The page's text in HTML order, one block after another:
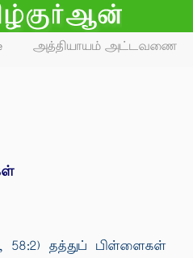
அத்தியாயம் அட்டவணை
தத்துப் பிள்ளைகள்